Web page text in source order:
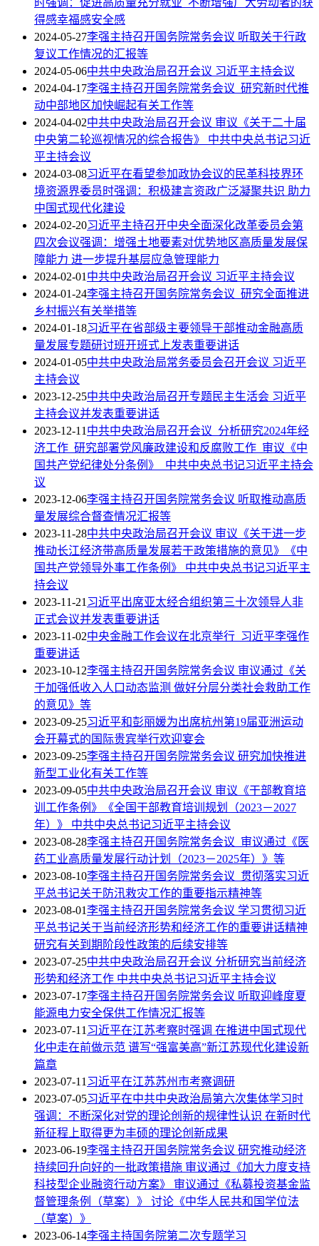
时强调：促进高质量充分就业 不断增强广大劳动者的获
得感幸福感安全感
2024-05-27李强主持召开国务院常务会议 听取关于行政
复议工作情况的汇报等
2024-05-06中共中央政治局召开会议 习近平主持会议
2024-04-17李强主持召开国务院常务会议 研究新时代推
动中部地区加快崛起有关工作等
2024-04-02中共中央政治局召开会议 审议《关于二十届
中央第二轮巡视情况的综合报告》 中共中央总书记习近
平主持会议
2024-03-08习近平在看望参加政协会议的民革科技界环
境资源界委员时强调：积极建言资政广泛凝聚共识 助力
中国式现代化建设
2024-02-20习近平主持召开中央全面深化改革委员会第
四次会议强调：增强土地要素对优势地区高质量发展保
障能力 进一步提升基层应急管理能力
2024-02-01中共中央政治局召开会议 习近平主持会议
2024-01-24李强主持召开国务院常务会议 研究全面推进
乡村振兴有关举措等
2024-01-18习近平在省部级主要领导干部推动金融高质
量发展专题研讨班开班式上发表重要讲话
2024-01-05中共中央政治局常务委员会召开会议 习近平
主持会议
2023-12-25中共中央政治局召开专题民主生活会 习近平
主持会议并发表重要讲话
2023-12-11中共中央政治局召开会议 分析研究2024年经
济工作 研究部署党风廉政建设和反腐败工作 审议《中
国共产党纪律处分条例》 中共中央总书记习近平主持会
议
2023-12-06李强主持召开国务院常务会议 听取推动高质
量发展综合督查情况汇报等
2023-11-28中共中央政治局召开会议 审议《关于进一步
推动长江经济带高质量发展若干政策措施的意见》《中
国共产党领导外事工作条例》 中共中央总书记习近平主
持会议
2023-11-21习近平出席亚太经合组织第三十次领导人非
正式会议并发表重要讲话
2023-11-02中央金融工作会议在北京举行 习近平李强作
重要讲话
2023-10-12李强主持召开国务院常务会议 审议通过《关
于加强低收入人口动态监测 做好分层分类社会救助工作
的意见》等
2023-09-25习近平和彭丽媛为出席杭州第19届亚洲运动
会开幕式的国际贵宾举行欢迎宴会
2023-09-25李强主持召开国务院常务会议 研究加快推进
新型工业化有关工作等
2023-09-05中共中央政治局召开会议 审议《干部教育培
训工作条例》《全国干部教育培训规划（2023－2027
年）》 中共中央总书记习近平主持会议
2023-08-28李强主持召开国务院常务会议 审议通过《医
药工业高质量发展行动计划（2023－2025年）》等
2023-08-10李强主持召开国务院常务会议 贯彻落实习近
平总书记关于防汛救灾工作的重要指示精神等
2023-08-01李强主持召开国务院常务会议 学习贯彻习近
平总书记关于当前经济形势和经济工作的重要讲话精神
研究有关到期阶段性政策的后续安排等
2023-07-25中共中央政治局召开会议 分析研究当前经济
形势和经济工作 中共中央总书记习近平主持会议
2023-07-17李强主持召开国务院常务会议 听取迎峰度夏
能源电力安全保供工作情况汇报等
2023-07-11习近平在江苏考察时强调 在推进中国式现代
化中走在前做示范 谱写“强富美高”新江苏现代化建设新
篇章
2023-07-11习近平在江苏苏州市考察调研
2023-07-05习近平在中共中央政治局第六次集体学习时
强调：不断深化对党的理论创新的规律性认识 在新时代
新征程上取得更为丰硕的理论创新成果
2023-06-19李强主持召开国务院常务会议 研究推动经济
持续回升向好的一批政策措施 审议通过《加大力度支持
科技型企业融资行动方案》 审议通过《私募投资基金监
督管理条例（草案）》 讨论《中华人民共和国学位法
（草案）》
2023-06-14李强主持国务院第二次专题学习